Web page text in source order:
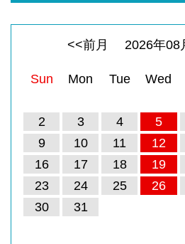
<<前月 2026年08
Sun Mon Tue Wed
2
3 4 5
9
10 11 12
16
17 18 19
23
24 25 26
30
31